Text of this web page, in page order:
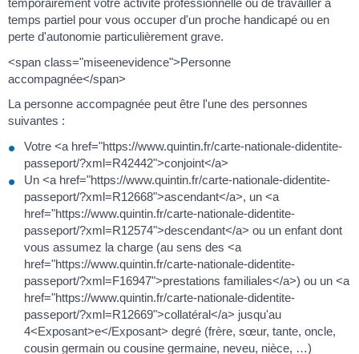
temporairement votre activité professionnelle ou de travailler à
temps partiel pour vous occuper d'un proche handicapé ou en
perte d'autonomie particulièrement grave.
<span class="miseenevidence">Personne
accompagnée</span>
La personne accompagnée peut être l'une des personnes
suivantes :
Votre <a href="https://www.quintin.fr/carte-nationale-didentite-
passeport/?xml=R42442">conjoint</a>
Un <a href="https://www.quintin.fr/carte-nationale-didentite-
passeport/?xml=R12668">ascendant</a>, un <a
href="https://www.quintin.fr/carte-nationale-didentite-
passeport/?xml=R12574">descendant</a> ou un enfant dont
vous assumez la charge (au sens des <a
href="https://www.quintin.fr/carte-nationale-didentite-
passeport/?xml=F16947">prestations familiales</a>) ou un <a
href="https://www.quintin.fr/carte-nationale-didentite-
passeport/?xml=R12669">collatéral</a> jusqu'au
4<Exposant>e</Exposant> degré (frère, sœur, tante, oncle,
cousin germain ou cousine germaine, neveu, nièce, …)